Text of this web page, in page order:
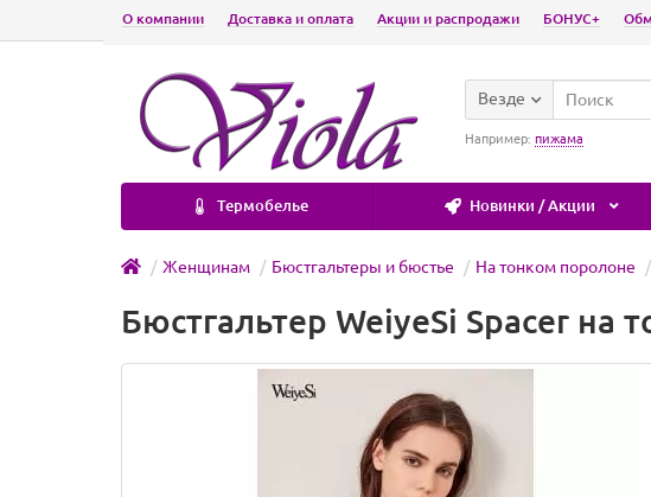
О компании Доставка и оплата Акции и распродажи БОНУС+
Везде
Например: пижама
Термобелье Новинки / Акции
Женщинам Бюстгальтеры и бюстье На тонком поролоне
Бюстгальтер WeiyeSi Spacer на